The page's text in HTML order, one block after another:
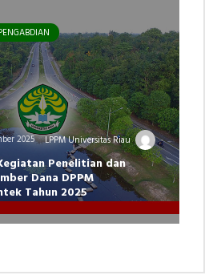
2025 LPPM Universitas Riau
Penelitian dan
Dana DPPM
Tahun 2025